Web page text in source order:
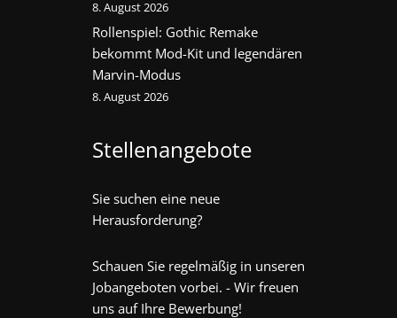
8. August 2026
Rollenspiel: Gothic Remake
bekommt Mod-Kit und legendären
Marvin-Modus
8. August 2026
Stellenangebote
Sie suchen eine neue
Herausforderung?
Schauen Sie regelmäßig in unseren
Jobangeboten vorbei. - Wir freuen
uns auf Ihre Bewerbung!